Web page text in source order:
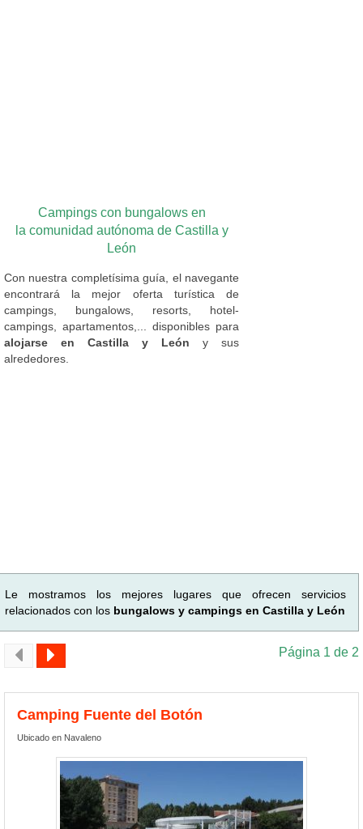
Campings con bungalows en
la comunidad autónoma de Castilla y
León
Con nuestra completísima guía, el navegante
encontrará la mejor oferta turística de
campings, bungalows, resorts, hotel-
campings, apartamentos,... disponibles para
alojarse en Castilla y León y sus
alrededores.
Le mostramos los mejores lugares que ofrecen servicios
relacionados con los bungalows y campings en Castilla y León
Página 1 de 2
Camping Fuente del Botón
Ubicado en Navaleno